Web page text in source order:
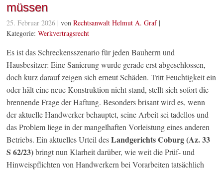
müssen
25. Februar 2026 | vonRechtsanwalt Helmut A. Graf|
Kategorie:Werkvertragsrecht
Es ist das Schreckensszenario für jeden Bauherrn und
Hausbesitzer: Eine Sanierung wurde gerade erst abgeschlossen,
doch kurz darauf zeigen sich erneut Schäden. Tritt Feuchtigkeit ein
oder hält eine neue Konstruktion nicht stand, stellt sich sofort die
brennende Frage der Haftung. Besonders brisant wird es, wenn
der aktuelle Handwerker behauptet, seine Arbeit sei tadellos und
das Problem liege in der mangelhaften Vorleistung eines anderen
Betriebs. Ein aktuelles Urteil desLandgerichts Coburg (Az. 33
S 62/23)bringt nun Klarheit darüber, wie weit die Prüf- und
Hinweispflichten von Handwerkern bei Vorarbeiten tatsächlich